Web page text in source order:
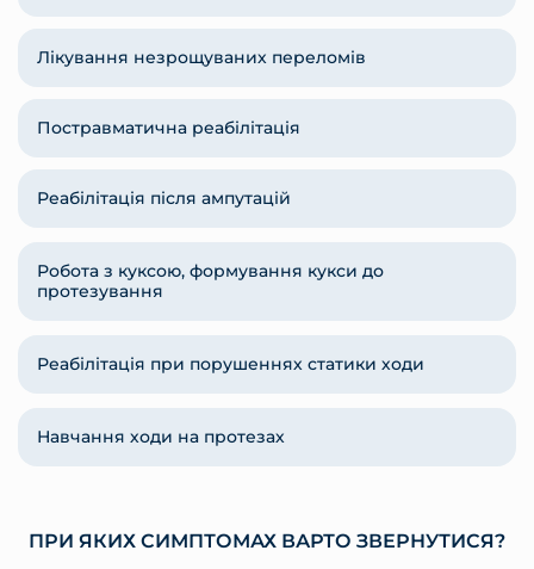
Лікування незрощуваних переломів
Постравматична реабілітація
Реабілітація після ампутацій
Робота з куксою, формування кукси до
протезування
Реабілітація при порушеннях статики ходи
Навчання ходи на протезах
ПРИ ЯКИХ СИМПТОМАХ ВАРТО ЗВЕРНУТИСЯ?